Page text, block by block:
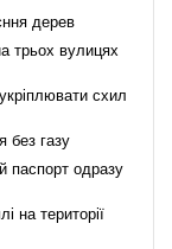
дерев
трьох вулицях
схил
без газу
паспорт одразу
на території